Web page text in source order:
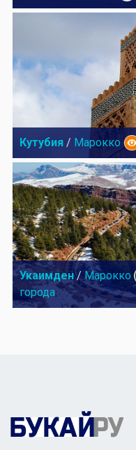
Кутубия / Марокко
Укаимден/ Марокко
города